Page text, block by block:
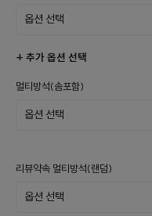
+ 추가 옵션 선택
멀티방석(솜포함)
리뷰약속 멀티방석(랜덤)